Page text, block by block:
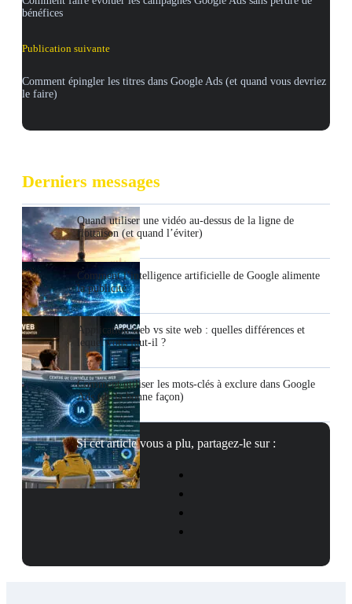
Derniers messages
Quand utiliser une vidéo au-dessus de la ligne de
flottaison (et quand l’éviter)
Comment l’intelligence artificielle de Google alimente
la publicité
Application web vs site web : quelles différences et
lequel vous faut-il ?
Comment utiliser les mots-clés à exclure dans Google
Ads (de la bonne façon)
Si cet article vous a plu, partagez-le sur :
bénéfices
Publication suivante
Comment épingler les titres dans Google Ads (et quand vous devriez
le faire)